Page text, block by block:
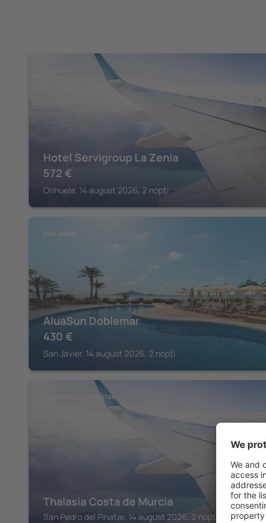
Hotel Servigroup La Zenia
572 €
Orihuela, 14 august 2026, 2 nopți
SAN JAVIER
AluaSun Doblemar
430 €
San Javier, 14 august 2026, 2 nopți
SAN PEDRO DEL PINATAR
Thalasia Costa de Murcia
San Pedro del Pinatar, 14 august 2026, 2 nopți